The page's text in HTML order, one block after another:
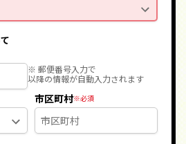
※ 郵便番号入力で
以降の情報が自動入力されます
市区町村